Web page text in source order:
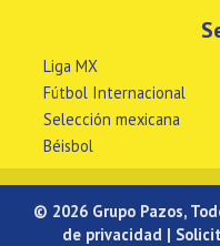
Liga MX
Fútbol Internacional
Selección mexicana
Béisbol
© 2026 Grupo Pazos,
de privacidad |